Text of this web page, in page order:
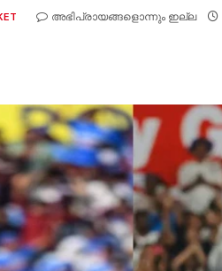
അഭിപ്രായങ്ങളൊന്നും ഇല്ല